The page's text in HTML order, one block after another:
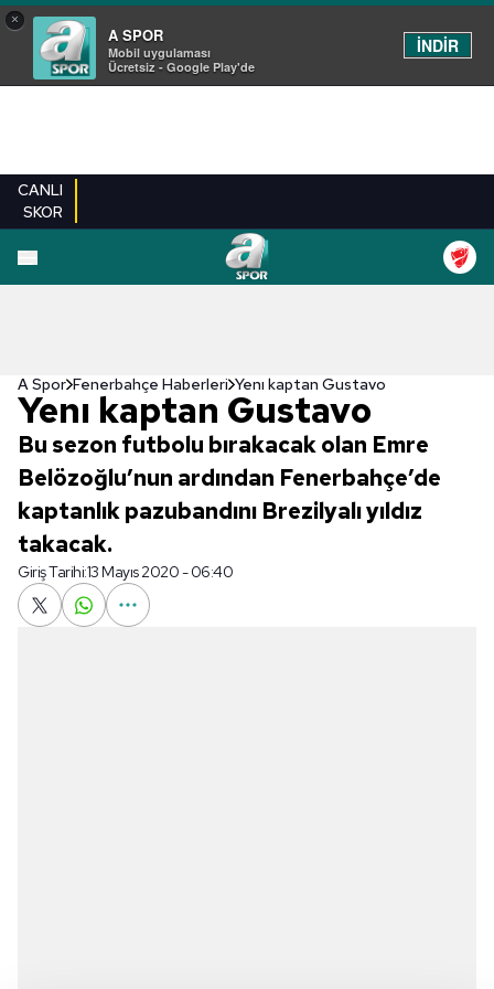
×
A SPOR
Mobil uygulaması
Ücretsiz - Google Play'de
İNDİR
CANLI
SKOR
A Spor Fenerbahçe Haberleri Yenı kaptan Gustavo
Yenı kaptan Gustavo
Bu sezon futbolu bırakacak olan Emre
Belözoğlu’nun ardından Fenerbahçe’de
kaptanlık pazubandını Brezilyalı yıldız
takacak.
Giriş Tarihi:13 Mayıs 2020 - 06:40